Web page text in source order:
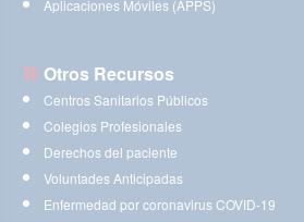
Aplicaciones Móviles (APPS)
Otros Recursos
Centros Sanitarios Públicos
Colegios Profesionales
Derechos del paciente
Voluntades Anticipadas
Enfermedad por coronavirus COVID-19